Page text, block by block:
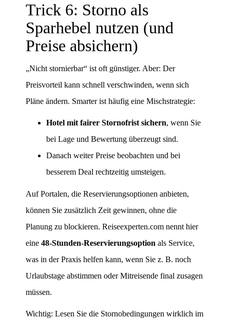
Trick 6: Storno als
Sparhebel nutzen (und
Preise absichern)
„Nicht stornierbar“ ist oft günstiger. Aber: Der
Preisvorteil kann schnell verschwinden, wenn sich
Pläne ändern. Smarter ist häufig eine Mischstrategie:
Hotel mit fairer Stornofrist sichern, wenn Sie
bei Lage und Bewertung überzeugt sind.
Danach weiter Preise beobachten und bei
besserem Deal rechtzeitig umsteigen.
Auf Portalen, die Reservierungsoptionen anbieten,
können Sie zusätzlich Zeit gewinnen, ohne die
Planung zu blockieren. Reiseexperten.com nennt hier
eine 48‑Stunden‑Reservierungsoption als Service,
was in der Praxis helfen kann, wenn Sie z. B. noch
Urlaubstage abstimmen oder Mitreisende final zusagen
müssen.
Wichtig: Lesen Sie die Stornobedingungen wirklich im